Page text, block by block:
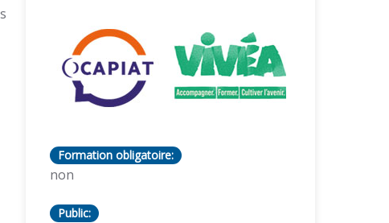
Formation obligatoire:
non
Public: